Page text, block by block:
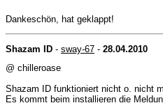
Dankeschön, hat geklappt!
Shazam ID - sway-67 - 28.04.2010
@ chilleroase
Shazam ID funktioniert nicht o. nicht
Es kommt beim installieren die